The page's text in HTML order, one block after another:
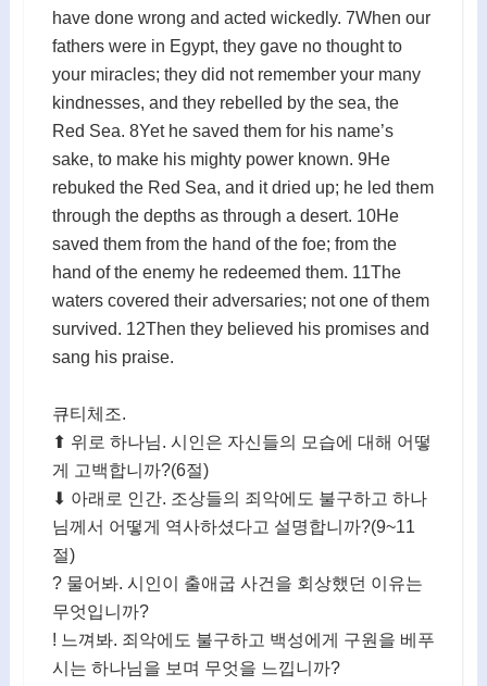
have done wrong and acted wickedly. 7When our
fathers were in Egypt, they gave no thought to
your miracles; they did not remember your many
kindnesses, and they rebelled by the sea, the
Red Sea. 8Yet he saved them for his name’s
sake, to make his mighty power known. 9He
rebuked the Red Sea, and it dried up; he led them
through the depths as through a desert. 10He
saved them from the hand of the foe; from the
hand of the enemy he redeemed them. 11The
waters covered their adversaries; not one of them
survived. 12Then they believed his promises and
sang his praise.
큐티체조.
⬆ 위로 하나님. 시인은 자신들의 모습에 대해 어떻
게 고백합니까?(6절)
⬇ 아래로 인간. 조상들의 죄악에도 불구하고 하나
님께서 어떻게 역사하셨다고 설명합니까?(9~11
절)
? 물어봐. 시인이 출애굽 사건을 회상했던 이유는
무엇입니까?
! 느껴봐. 죄악에도 불구하고 백성에게 구원을 베푸
시는 하나님을 보며 무엇을 느낍니까?